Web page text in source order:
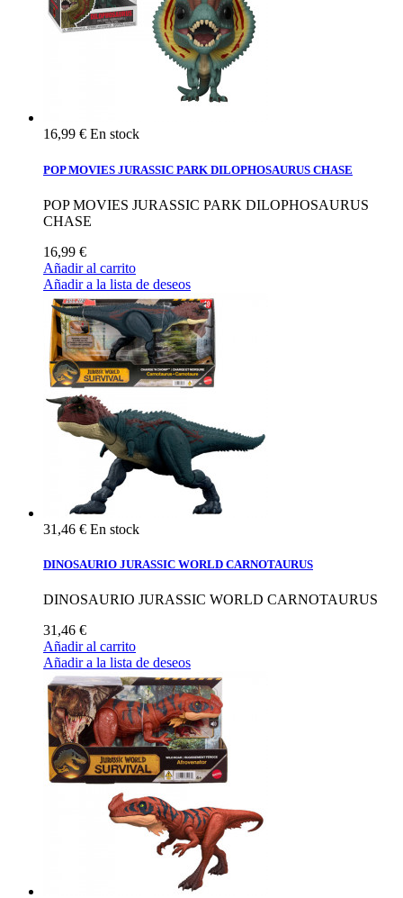
16,99 € En stock
POP MOVIES JURASSIC PARK DILOPHOSAURUS CHASE
POP MOVIES JURASSIC PARK DILOPHOSAURUS
CHASE
16,99 €
Añadir al carrito
Añadir a la lista de deseos
31,46 € En stock
DINOSAURIO JURASSIC WORLD CARNOTAURUS
DINOSAURIO JURASSIC WORLD CARNOTAURUS
31,46 €
Añadir al carrito
Añadir a la lista de deseos